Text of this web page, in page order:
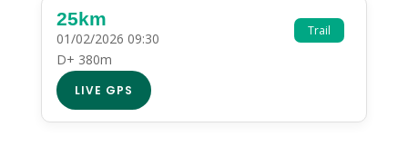
Trail
25km
01/02/2026 09:30
D+ 380m
LIVE GPS